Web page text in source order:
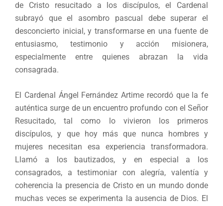
de Cristo resucitado a los discípulos, el Cardenal
subrayó que el asombro pascual debe superar el
desconcierto inicial, y transformarse en una fuente de
entusiasmo, testimonio y acción misionera,
especialmente entre quienes abrazan la vida
consagrada.
El Cardenal Ángel Fernández Artime recordó que la fe
auténtica surge de un encuentro profundo con el Señor
Resucitado, tal como lo vivieron los primeros
discípulos, y que hoy más que nunca hombres y
mujeres necesitan esa experiencia transformadora.
Llamó a los bautizados, y en especial a los
consagrados, a testimoniar con alegría, valentía y
coherencia la presencia de Cristo en un mundo donde
muchas veces se experimenta la ausencia de Dios. El